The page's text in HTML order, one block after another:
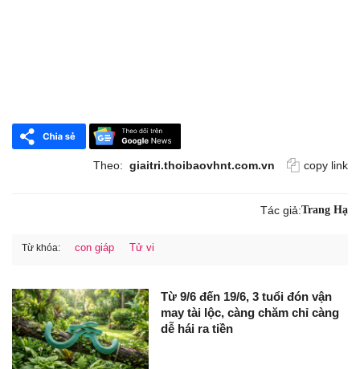
Theo: giaitri.thoibaovhnt.com.vn copy link
Tác giả:Trang Hạ
Từ khóa: con giáp Tử vi
Từ 9/6 đến 19/6, 3 tuổi đón vận
may tài lộc, càng chăm chỉ càng
dễ hái ra tiền